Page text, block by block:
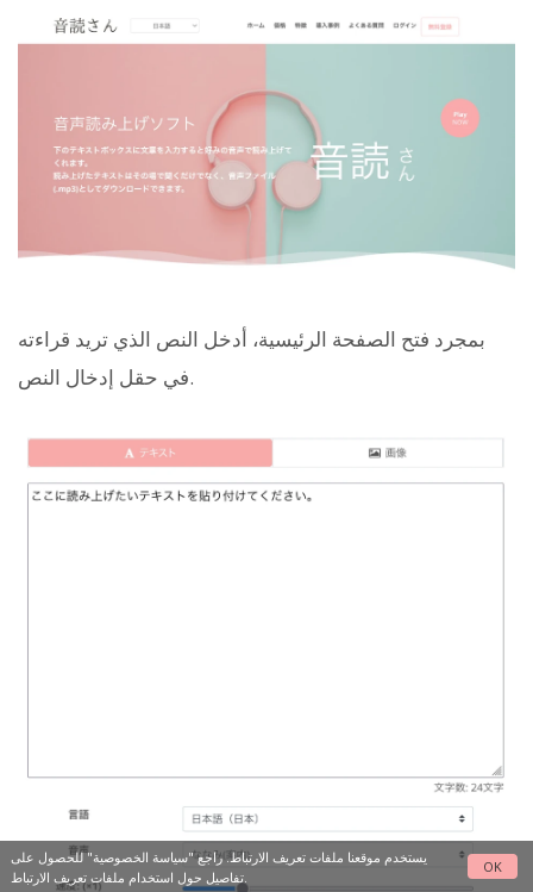
بمجرد فتح الصفحة الرئيسية، أدخل النص الذي تريد قراءته
في حقل إدخال النص.
يستخدم موقعنا ملفات تعريف الارتباط. راجع"سياسة الخصوصية"للحصول على
تفاصيل حول استخدام ملفات تعريف الارتباط.
OK